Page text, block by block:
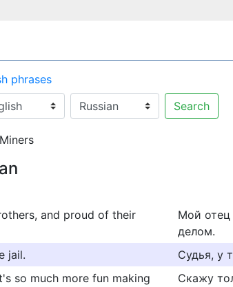
phrases
Search
and proud of their
Мой отец
делом.
jail.
Судья, у
so much more fun making
Скажу